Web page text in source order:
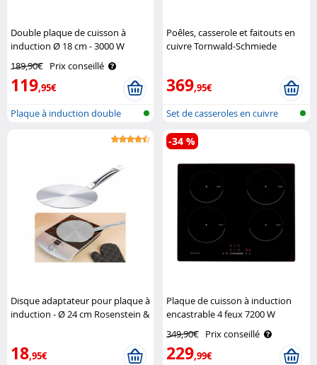
Double plaque de cuisson à
induction Ø 18 cm - 3000 W
189,90€ Prix conseillé
119,95€
Plaque à induction double
Poêles, casserole et faitouts en
cuivre Tornwald-Schmiede
369,95€
Set de casseroles en cuivre
Disque adaptateur pour plaque à
induction - Ø 24 cm Rosenstein &
18,95€
Plaque de cuisson à induction
encastrable 4 feux 7200 W
349,90€ Prix conseillé
229,99€
-34 %